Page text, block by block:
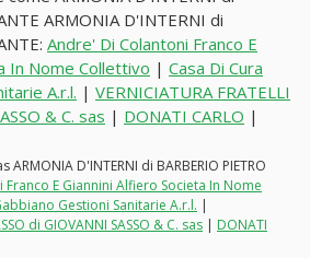
ARMONIA D'INTERNI di
Andre' Di Colantoni Franco E
In Nome Collettivo | Casa Di Cura
A.r.l. | VERNICIATURA FRATELLI
& C. sas | DONATI CARLO |
D'INTERNI di BARBERIO PIETRO
E Giannini Alfiero Societa In Nome
Gestioni Sanitarie A.r.l. |
di GIOVANNI SASSO & C. sas | DONATI